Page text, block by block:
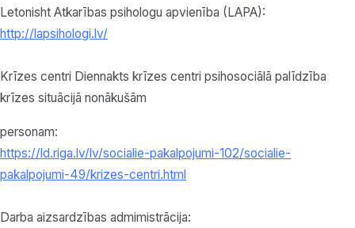
Letonisht Atkarības psihologu apvienība (LAPA):
http://lapsihologi.lv/
Krīzes centri Diennakts krīzes centri psihosociālā palīdzība
krīzes situācijā nonākušām
personam:
https://ld.riga.lv/lv/socialie-pakalpojumi-102/socialie-
pakalpojumi-49/krizes-centri.html
Darba aizsardzības admimistrācija: